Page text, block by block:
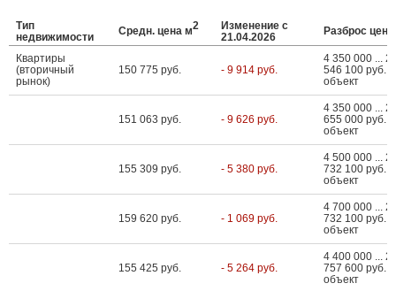
Тип
недвижимости
Средн. цена м2
Изменение с
21.04.2026
Разброс цен
Квартиры
(вторичный
рынок)
150 775 руб. - 9 914 руб.
4 350 000 ...
546 100 руб.
объект
151 063 руб. - 9 626 руб.
4 350 000 ...
655 000 руб.
объект
155 309 руб. - 5 380 руб.
4 500 000 ...
732 100 руб.
объект
159 620 руб. - 1 069 руб.
4 700 000 ...
732 100 руб.
объект
155 425 руб. - 5 264 руб.
4 400 000 ...
757 600 руб.
объект